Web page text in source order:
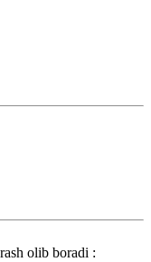
olib boradi :